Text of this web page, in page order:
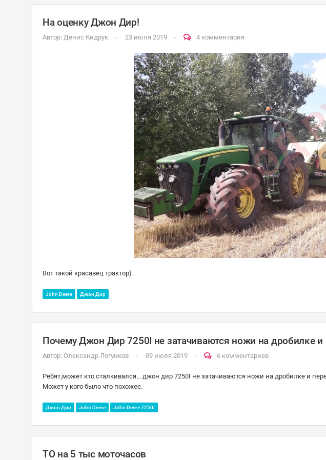
На оценку Джон Дир!
Автор: Денис Кидрук 23 июля 2019 4 комментария
Вот такой красавец трактор)
John Deere Джон Дир
Почему Джон Дир 7250I не затачиваются ножи на дробилке и
Автор: Олександр Логунков 09 июля 2019 6 комментариев
Ребят,может кто сталкивался... джон дир 7250I не затачиваются ножи на дробилке и
Может у кого было что похожее.
Джон Дир John Deere John Deere 7250i
ТО на 5 тыс моточасов